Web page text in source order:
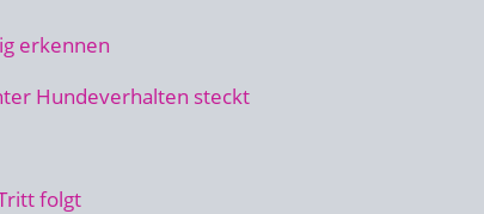
erkennen
Hundeverhalten steckt
folgt